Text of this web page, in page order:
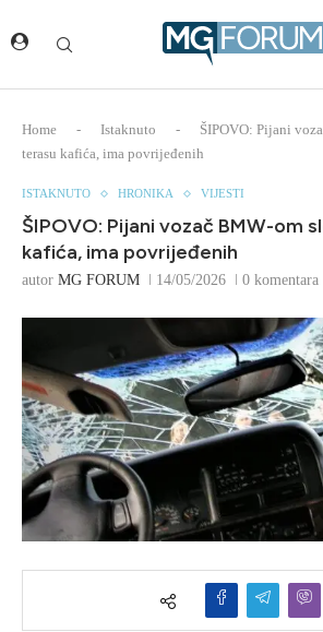
Home - Istaknuto -
ŠIPOVO: Pijani
terasu kafića, ima povrijeđenih
ISTAKNUTO HRONIKA VIJESTI
ŠIPOVO: Pijani vozač BMW-om
kafića, ima povrijeđenih
autor MG FORUM 14/05/2026 0 komentara